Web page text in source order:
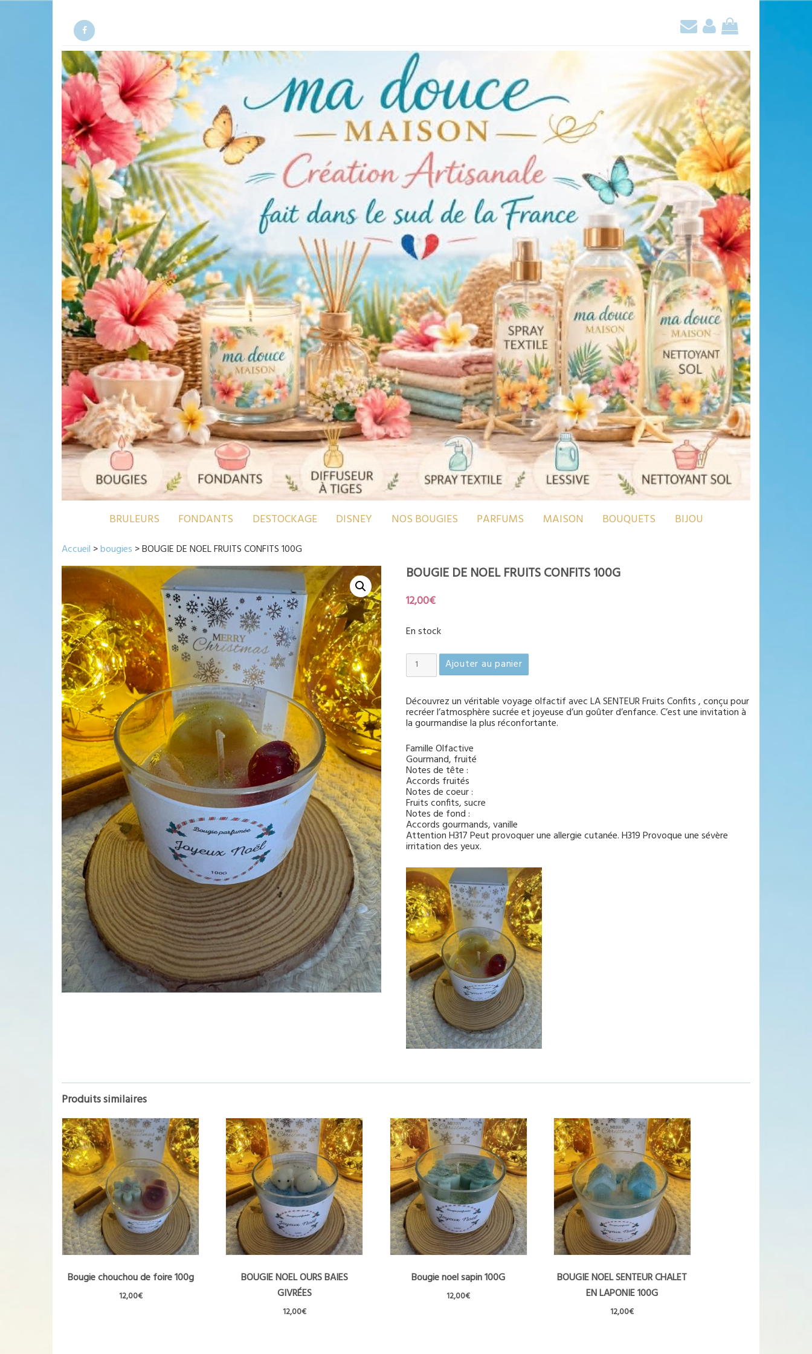
Facebook Contact
Mon
compte
Mon
panier
BRULEURS FONDANTS DESTOCKAGE DISNEY NOS BOUGIES PARFUMS MAISON BOUQUETS BIJOU
Accueil >bougies > BOUGIE DE NOEL FRUITS CONFITS 100G
BOUGIE DE NOEL FRUITS CONFITS 100G
12,00€
En stock
quantité
de
DE
NOEL
FRUITS
100G
Ajouter au panier
Découvrez un véritable voyage olfactif avec LA SENTEUR Fruits Confits , conçu pour
recréer l’atmosphère sucrée et joyeuse d’un goûter d’enfance. C’est une invitation à
la gourmandise la plus réconfortante.
Famille Olfactive
Gourmand, fruité
Notes de tête :
Accords fruités
Notes de coeur :
Fruits confits, sucre
Notes de fond :
Accords gourmands, vanille
Attention H317 Peut provoquer une allergie cutanée. H319 Provoque une sévère
irritation des yeux.
Produits similaires
Bougie chouchou de foire 100g
12,00€
BOUGIE NOEL OURS BAIES
GIVRÉES
12,00€
Bougie noel sapin 100G
12,00€
BOUGIE NOEL SENTEUR CHALET
EN LAPONIE 100G
12,00€